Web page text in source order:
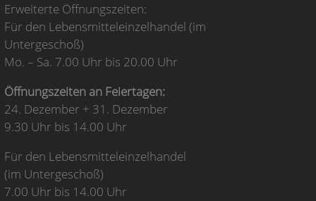
Erweiterte Öffnungszeiten:
Für den Lebensmitteleinzelhandel (im
Untergeschoß)
Mo. – Sa. 7.00 Uhr bis 20.00 Uhr
Öffnungszeiten an Feiertagen:
24. Dezember + 31. Dezember
9.30 Uhr bis 14.00 Uhr
Für den Lebensmitteleinzelhandel
(im Untergeschoß)
7.00 Uhr bis 14.00 Uhr